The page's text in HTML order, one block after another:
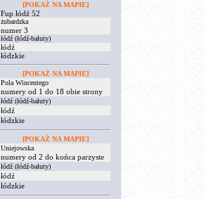
[POKAŻ NA MAPIE]
Fup łódź 52
żubardzka
numer 3
łódź (łódź-bałuty)
łódź
łódzkie
[POKAŻ NA MAPIE]
Pola Wincentego
numery od 1 do 18 obie strony
łódź (łódź-bałuty)
łódź
łódzkie
[POKAŻ NA MAPIE]
Uniejowska
numery od 2 do końca parzyste
łódź (łódź-bałuty)
łódź
łódzkie